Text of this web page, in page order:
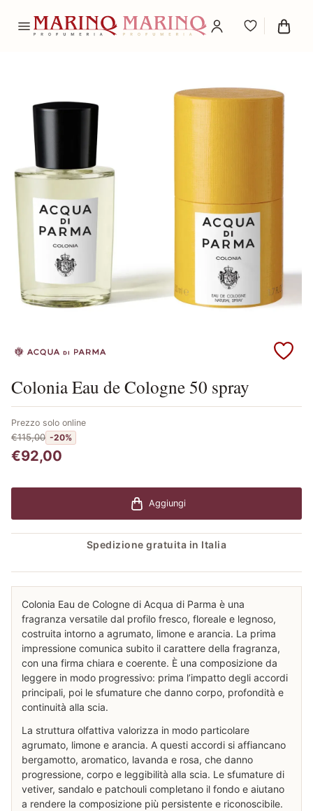
Scopri i prodotti Acqua di Parma
Colonia Eau de Cologne 50 spray
Prezzo solo online
€115,00 -20%
€92,00
Aggiungi
Spedizione gratuita in Italia
Colonia Eau de Cologne di Acqua di Parma è una
fragranza versatile dal profilo fresco, floreale e legnoso,
costruita intorno a agrumato, limone e arancia. La prima
impressione comunica subito il carattere della fragranza,
con una firma chiara e coerente. È una composizione da
leggere in modo progressivo: prima l’impatto degli accordi
principali, poi le sfumature che danno corpo, profondità e
continuità alla scia.
La struttura olfattiva valorizza in modo particolare
agrumato, limone e arancia. A questi accordi si affiancano
bergamotto, aromatico, lavanda e rosa, che danno
progressione, corpo e leggibilità alla scia. Le sfumature di
vetiver, sandalo e patchouli completano il fondo e aiutano
a rendere la composizione più persistente e riconoscibile.